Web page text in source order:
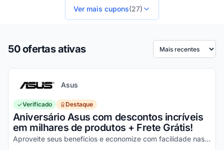
Ver mais cupons(27)
50 ofertas ativas Ordenar por
Asus
Verificado Destaque
Aniversário Asus com descontos incríveis
em milhares de produtos + Frete Grátis!
Aproveite seus benefícios e economize com facilidade nas suas compras!